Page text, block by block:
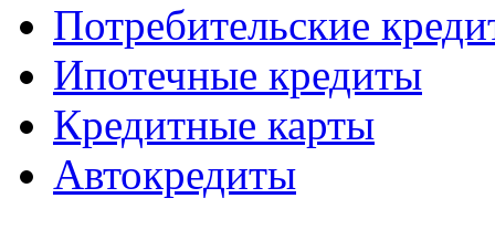
Потребительские
Ипотечные кредиты
Кредитные карты
Автокредиты